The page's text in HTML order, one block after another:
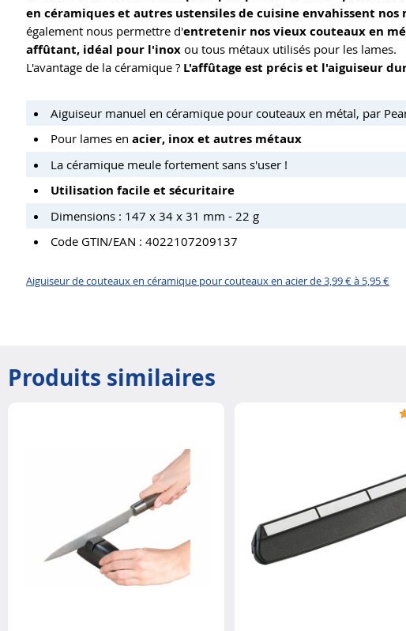
en céramiques et autres ustensiles de cuisine envahissent nos
également nous permettre d'entretenir nos vieux couteaux en
affûtant, idéal pour l'inox ou tous métaux utilisés pour les lames.
L'avantage de la céramique ? L'affûtage est précis et l'aiguiseur
Aiguiseur manuel en céramique pour couteaux en métal, par
Pour lames en acier, inox et autres métaux
La céramique meule fortement sans s'user !
Utilisation facile et sécuritaire
Dimensions : 147 x 34 x 31 mm - 22 g
Code GTIN/EAN : 4022107209137
Aiguiseur de couteaux en céramique pour couteaux en acier de 3,99 € à 5,95 €
Produits similaires